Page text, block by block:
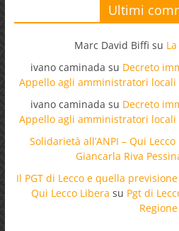
Ultimi
Marc David Biffi su
ivano caminada su Decreto
Appello agli amministratori
ivano caminada su Decreto
Appello agli amministratori
Solidarietà all’ANPI – Qui
Giancarla Riva
Il PGT di Lecco e quella
Qui Lecco Libera su Pgt di
Regione